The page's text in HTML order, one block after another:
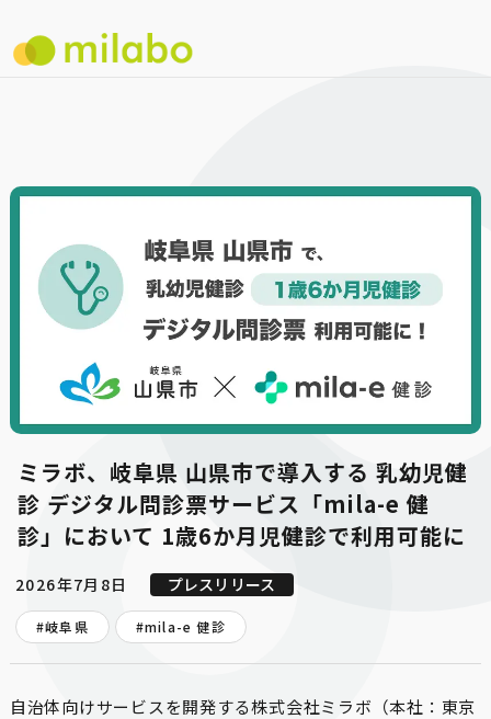
ミラボ、岐阜県 山県市で導入する 乳幼児健
診 デジタル問診票サービス「mila-e 健
診」において 1歳6か月児健診で利用可能に
2026年7月8日 プレスリリース
#岐阜県 #mila-e 健診
自治体向けサービスを開発する株式会社ミラボ（本社：東京